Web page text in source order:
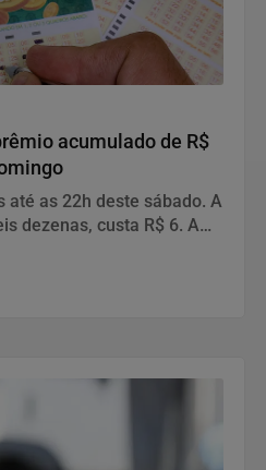
acumulado de R$
as 22h deste sábado. A
dezenas, custa R$ 6. A